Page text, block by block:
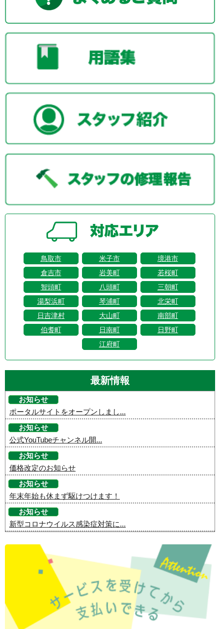
鳥取市 米子市
境港市
倉吉市
岩美町
若桜町
智頭町
八頭町
三朝町
湯梨浜町
琴浦町
北栄町
日吉津村
大山町
南部町
伯耆町
日南町
日野町
江府町
最新情報
お知らせ
ポータルサイトをオープンしまし...
お知らせ
公式YouTubeチャンネル開...
お知らせ
価格改定のお知らせ
お知らせ
年末年始も休まず駆けつけます！
お知らせ
新型コロナウイルス感染症対策に...